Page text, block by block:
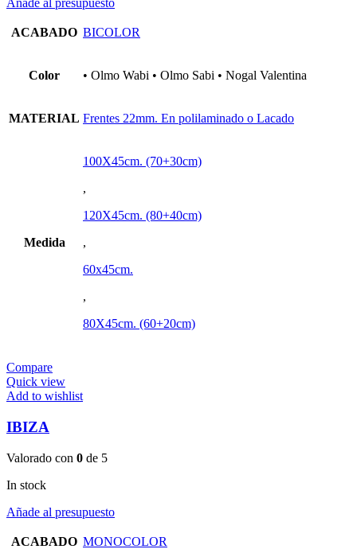
Añade al presupuesto
ACABADO BICOLOR
Color • Olmo Wabi • Olmo Sabi • Nogal Valentina
MATERIAL Frentes 22mm. En polilaminado o Lacado
Medida
100X45cm. (70+30cm)
,
120X45cm. (80+40cm)
,
60x45cm.
,
80X45cm. (60+20cm)
Compare
Quick view
Add to wishlist
IBIZA
Valorado con 0 de 5
In stock
Añade al presupuesto
ACABADO MONOCOLOR